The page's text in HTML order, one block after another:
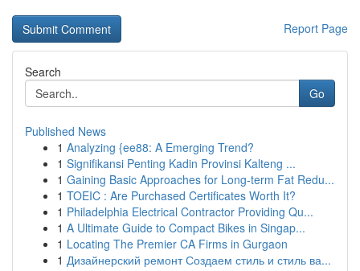
Report Page
Search
Go
Published News
1 Analyzing {ee88: A Emerging Trend?
1 Signifikansi Penting Kadin Provinsi Kalteng ...
1 Gaining Basic Approaches for Long-term Fat Redu...
1 TOEIC : Are Purchased Certificates Worth It?
1 Philadelphia Electrical Contractor Providing Qu...
1 A Ultimate Guide to Compact Bikes in Singap...
1 Locating The Premier CA Firms in Gurgaon
1 Дизайнерский ремонт Создаем стиль и стиль ва...